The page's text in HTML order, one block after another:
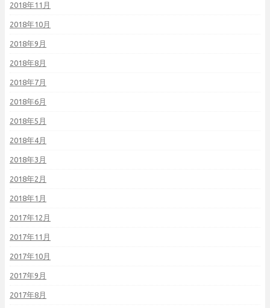
2018年11月
2018年10月
2018年9月
2018年8月
2018年7月
2018年6月
2018年5月
2018年4月
2018年3月
2018年2月
2018年1月
2017年12月
2017年11月
2017年10月
2017年9月
2017年8月